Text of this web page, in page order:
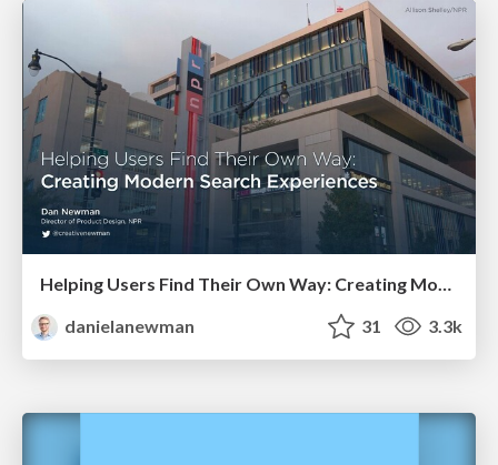
Helping Users Find Their Own Way: Creating Modern Search Experiences
danielanewman
31 3.3k